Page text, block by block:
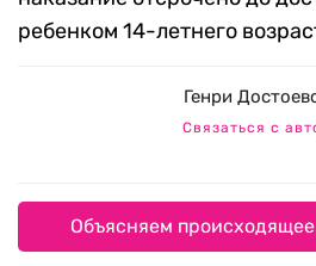
ребенком 14-летнего
Генри
Связаться с
Объясняем